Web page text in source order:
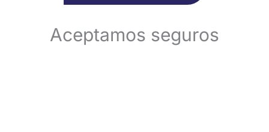
Aceptamos seguros